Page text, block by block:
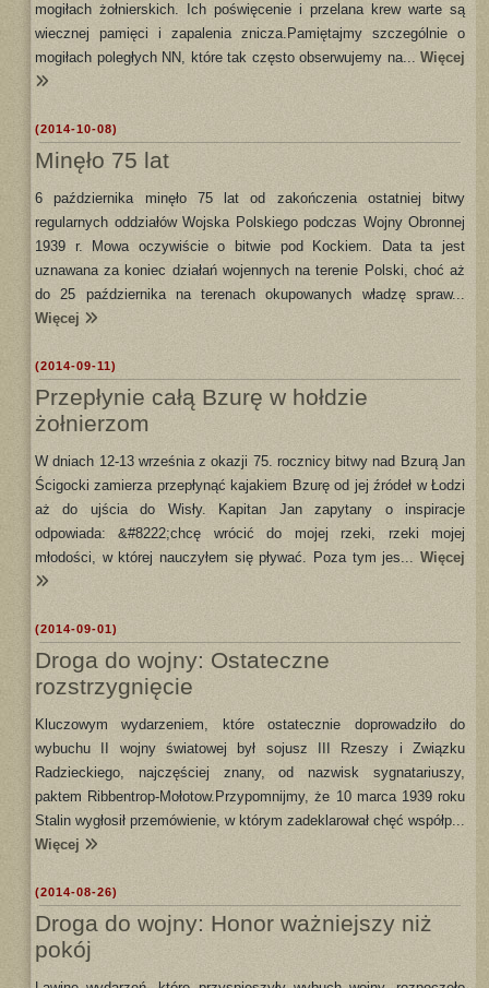
mogiłach żołnierskich. Ich poświęcenie i przelana krew warte są
wiecznej pamięci i zapalenia znicza.Pamiętajmy szczególnie o
mogiłach poległych NN, które tak często obserwujemy na... Więcej
(2014-10-08)
Minęło 75 lat
6 października minęło 75 lat od zakończenia ostatniej bitwy
regularnych oddziałów Wojska Polskiego podczas Wojny Obronnej
1939 r. Mowa oczywiście o bitwie pod Kockiem. Data ta jest
uznawana za koniec działań wojennych na terenie Polski, choć aż
do 25 października na terenach okupowanych władzę spraw...
Więcej
(2014-09-11)
Przepłynie całą Bzurę w hołdzie
żołnierzom
W dniach 12-13 września z okazji 75. rocznicy bitwy nad Bzurą Jan
Ścigocki zamierza przepłynąć kajakiem Bzurę od jej źródeł w Łodzi
aż do ujścia do Wisły. Kapitan Jan zapytany o inspiracje
odpowiada: &#8222;chcę wrócić do mojej rzeki, rzeki mojej
młodości, w której nauczyłem się pływać. Poza tym jes... Więcej
(2014-09-01)
Droga do wojny: Ostateczne
rozstrzygnięcie
Kluczowym wydarzeniem, które ostatecznie doprowadziło do
wybuchu II wojny światowej był sojusz III Rzeszy i Związku
Radzieckiego, najczęściej znany, od nazwisk sygnatariuszy,
paktem Ribbentrop-Mołotow.Przypomnijmy, że 10 marca 1939 roku
Stalin wygłosił przemówienie, w którym zadeklarował chęć współp...
Więcej
(2014-08-26)
Droga do wojny: Honor ważniejszy niż
pokój